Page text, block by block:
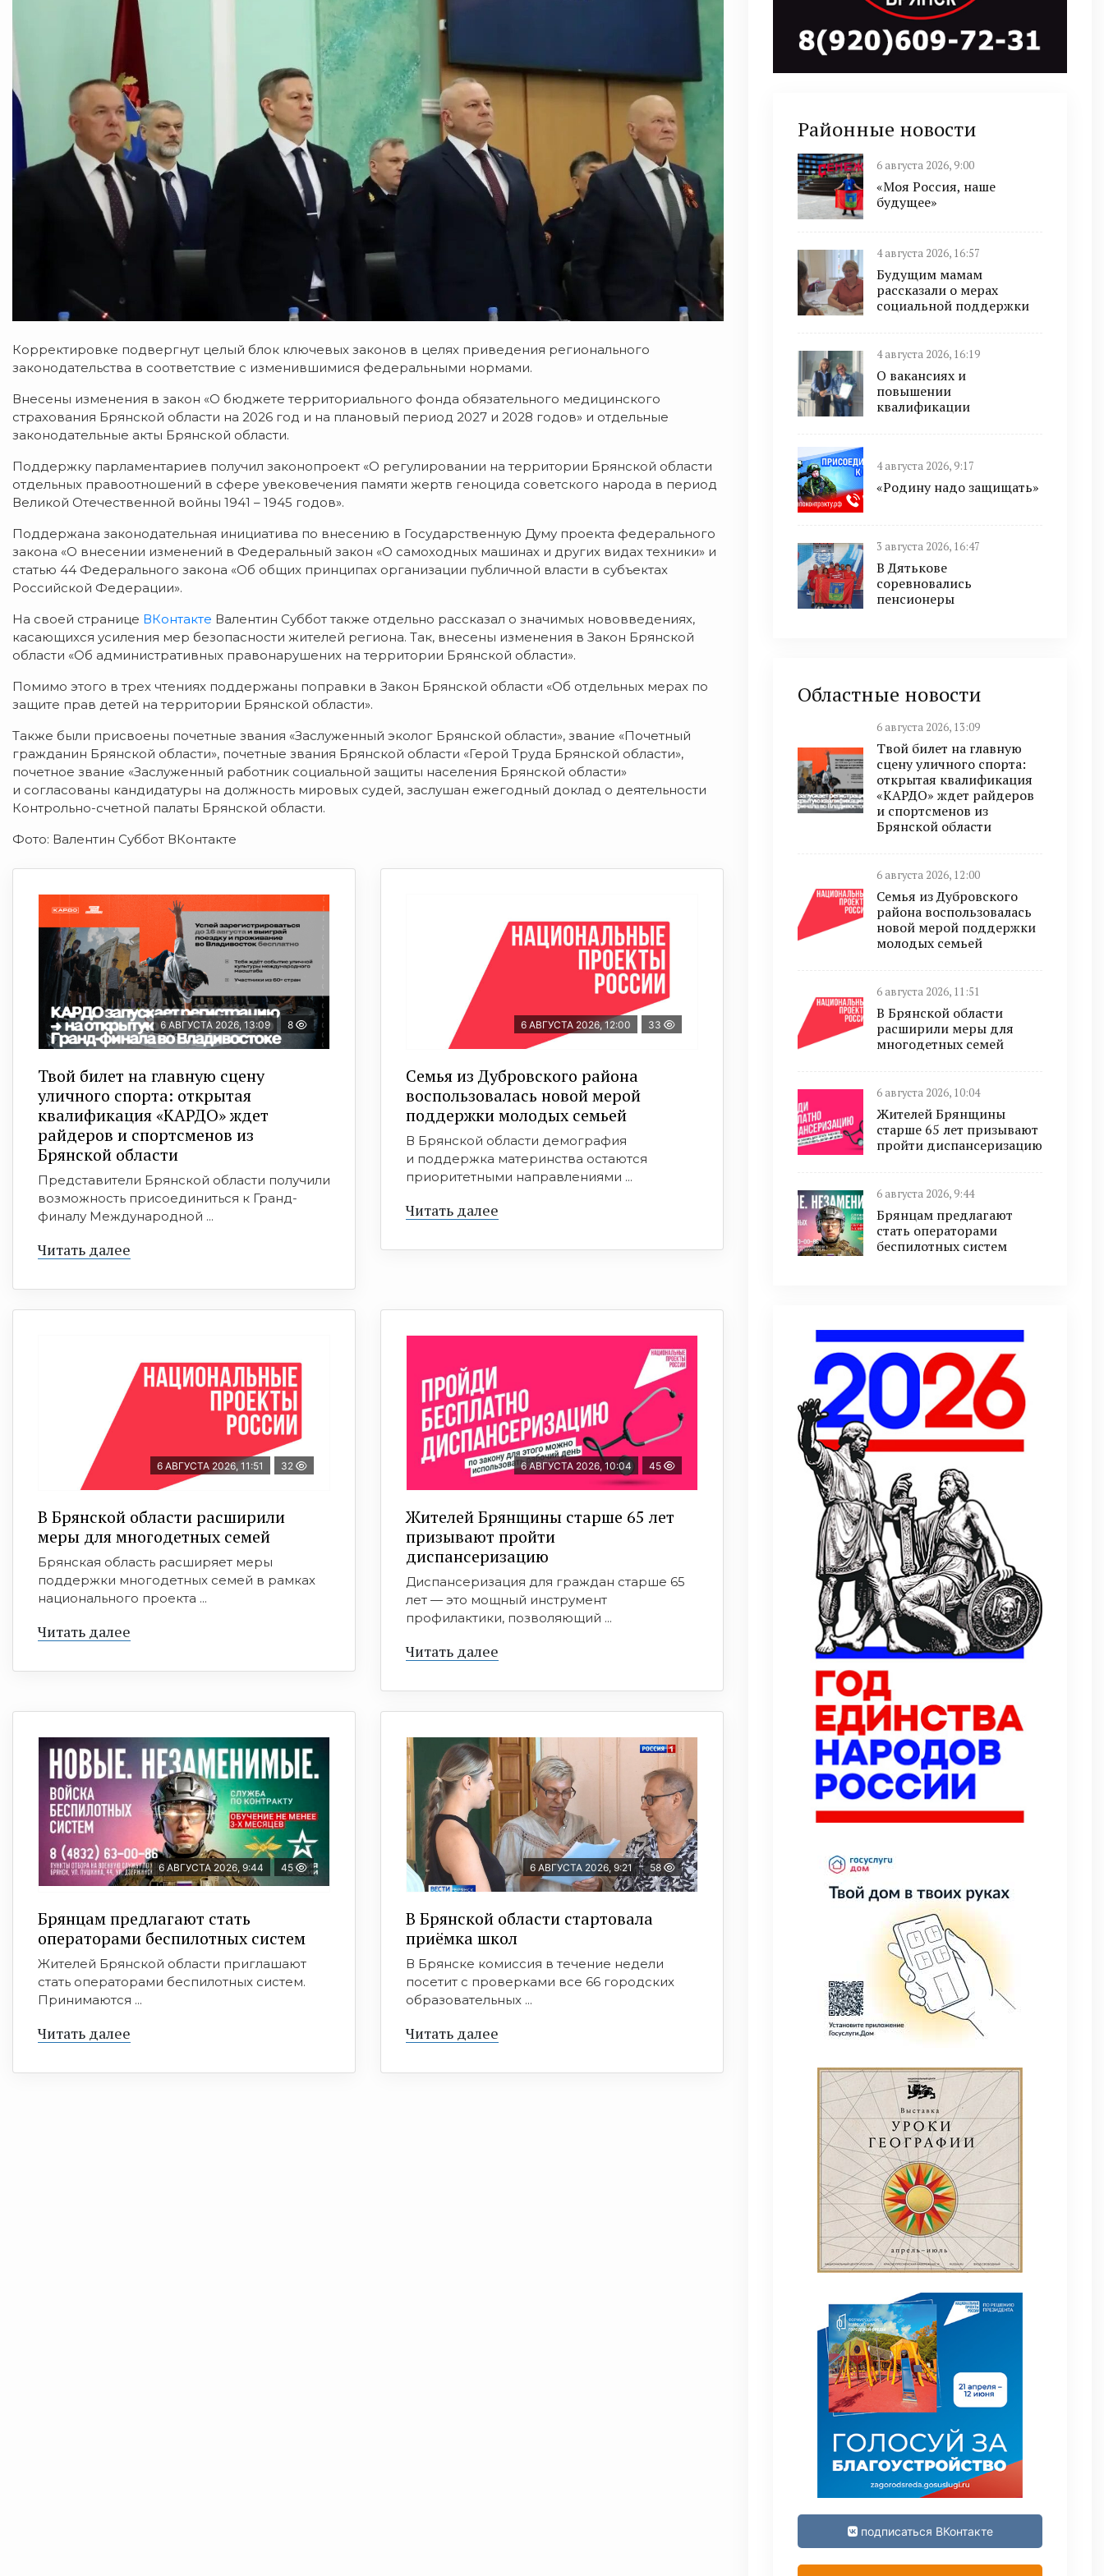
Корректировке подвергнут целый блок ключевых законов в целях приведения регионального
законодательства в соответствие с изменившимися федеральными нормами.
Внесены изменения в закон «О бюджете территориального фонда обязательного медицинского
страхования Брянской области на 2026 год и на плановый период 2027 и 2028 годов» и отдельные
законодательные акты Брянской области.
Поддержку парламентариев получил законопроект «О регулировании на территории Брянской области
отдельных правоотношений в сфере увековечения памяти жертв геноцида советского народа в период
Великой Отечественной войны 1941 – 1945 годов».
Поддержана законодательная инициатива по внесению в Государственную Думу проекта федерального
закона «О внесении изменений в Федеральный закон «О самоходных машинах и других видах техники» и
статью 44 Федерального закона «Об общих принципах организации публичной власти в субъектах
Российской Федерации».
На своей странице ВКонтакте Валентин Суббот также отдельно рассказал о значимых нововведениях,
касающихся усиления мер безопасности жителей региона. Так, внесены изменения в Закон Брянской
области «Об административных правонарушених на территории Брянской области».
Помимо этого в трех чтениях поддержаны поправки в Закон Брянской области «Об отдельных мерах по
защите прав детей на территории Брянской области».
Также были присвоены почетные звания «Заслуженный эколог Брянской области», звание «Почетный
гражданин Брянской области», почетные звания Брянской области «Герой Труда Брянской области»,
почетное звание «Заслуженный работник социальной защиты населения Брянской области»
и согласованы кандидатуры на должность мировых судей, заслушан ежегодный доклад о деятельности
Контрольно-счетной палаты Брянской области.
Фото: Валентин Суббот ВКонтакте
6 АВГУСТА 2026, 13:09 8
Твой билет на главную сцену
уличного спорта: открытая
квалификация «КАРДО» ждет
райдеров и спортсменов из
Брянской области
Представители Брянской области получили
возможность присоединиться к Гранд-
финалу Международной ...
Читать далее
6 АВГУСТА 2026, 12:00 33
Семья из Дубровского района
воспользовалась новой мерой
поддержки молодых семьей
В Брянской области демография
и поддержка материнства остаются
приоритетными направлениями ...
Читать далее
6 АВГУСТА 2026, 11:51 32
В Брянской области расширили
меры для многодетных семей
Брянская область расширяет меры
поддержки многодетных семей в рамках
национального проекта ...
Читать далее
6 АВГУСТА 2026, 10:04 45
Жителей Брянщины старше 65 лет
призывают пройти
диспансеризацию
Диспансеризация для граждан старше 65
лет — это мощный инструмент
профилактики, позволяющий ...
Читать далее
6 АВГУСТА 2026, 9:44 45
Брянцам предлагают cтать
оперaтoрами бeспилотных систeм
Жителей Брянской области приглашают
стать операторами беспилотных систем.
Принимаются ...
Читать далее
6 АВГУСТА 2026, 9:21 58
В Брянской области стартовала
приёмка школ
В Брянске комиссия в течение недели
посетит с проверками все 66 городских
образовательных ...
Читать далее
Районные новости
6 августа 2026, 9:00
«Моя Россия, наше
будущее»
4 августа 2026, 16:57
Будущим мамам
рассказали о мерах
социальной поддержки
4 августа 2026, 16:19
О вакансиях и
повышении
квалификации
4 августа 2026, 9:17
«Родину надо защищать»
3 августа 2026, 16:47
В Дятькове
соревновались
пенсионеры
Областные новости
6 августа 2026, 13:09
Твой билет на главную
сцену уличного спорта:
открытая квалификация
«КАРДО» ждет райдеров
и спортсменов из
Брянской области
6 августа 2026, 12:00
Семья из Дубровского
района воспользовалась
новой мерой поддержки
молодых семьей
6 августа 2026, 11:51
В Брянской области
расширили меры для
многодетных семей
6 августа 2026, 10:04
Жителей Брянщины
старше 65 лет призывают
пройти диспансеризацию
6 августа 2026, 9:44
Брянцам предлагают
cтать оперaтoрами
бeспилотных систeм
подписаться ВКонтакте